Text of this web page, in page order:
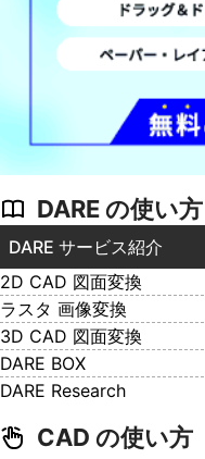
DARE の使い方
DARE サービス紹介
2D CAD 図面変換
ラスタ 画像変換
3D CAD 図面変換
DARE BOX
DARE Research
CAD の使い方